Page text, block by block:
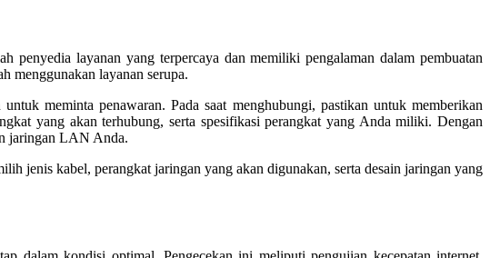
penyedia layanan yang terpercaya dan memiliki pengalaman dalam pembuatan
menggunakan layanan serupa.
meminta penawaran. Pada saat menghubungi, pastikan untuk memberikan
yang akan terhubung, serta spesifikasi perangkat yang Anda miliki. Dengan
jaringan LAN Anda.
jenis kabel, perangkat jaringan yang akan digunakan, serta desain jaringan yang